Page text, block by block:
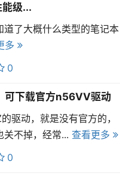
级...
了大概什么类型的笔记本
多
0
下载官方n56VV驱动
驱动，就是没有官方的，
关不掉，经常... 查看更多
0